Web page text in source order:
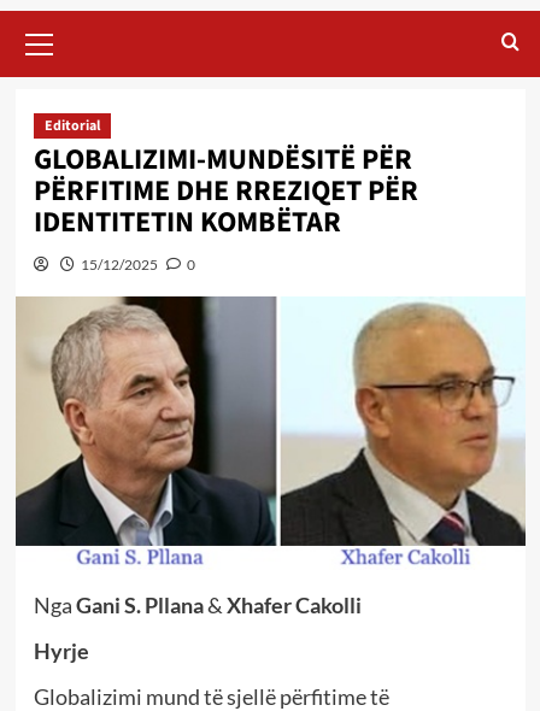
Menu
Editorial
GLOBALIZIMI-MUNDËSITË PËR
PËRFITIME DHE RREZIQET PËR
IDENTITETIN KOMBËTAR
15/12/2025 0
NgaGani S. Pllana&Xhafer Cakolli
Hyrje
Globalizimi mund të sjellë përfitime të